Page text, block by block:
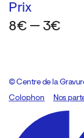
Prix
8€ — 3€
© Centre de la
Colophon
Design:MarcelNos